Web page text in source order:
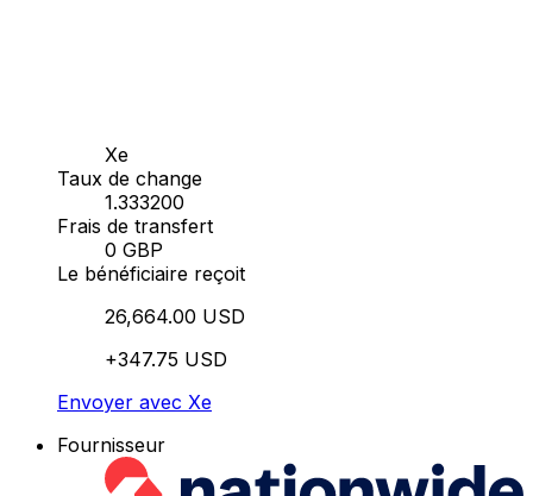
Xe
Taux de change
1.333200
Frais de transfert
0 GBP
Le bénéficiaire reçoit
26,664.00 USD
+347.75 USD
Envoyer avec Xe
Fournisseur